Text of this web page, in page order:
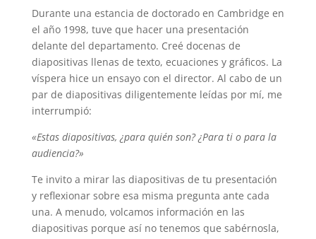
Durante una estancia de doctorado en Cambridge en
el año 1998, tuve que hacer una presentación
delante del departamento. Creé docenas de
diapositivas llenas de texto, ecuaciones y gráficos. La
víspera hice un ensayo con el director. Al cabo de un
par de diapositivas diligentemente leídas por mí, me
interrumpió:
«Estas diapositivas, ¿para quién son? ¿Para ti o para la
audiencia?»
Te invito a mirar las diapositivas de tu presentación
y reflexionar sobre esa misma pregunta ante cada
una. A menudo, volcamos información en las
diapositivas porque así no tenemos que sabérnosla,